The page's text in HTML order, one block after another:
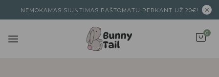
NEMOKAMAS SIUNTIMAS PAŠTOMATU PERKANT UŽ 20€!
0